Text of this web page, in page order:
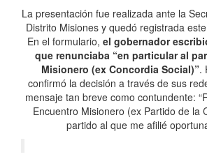
La presentación fue realizada ante la
Distrito Misiones y quedó registrada
En el formulario, el gobernador
que renunciaba “en particular al
Misionero (ex Concordia Social)”.
confirmó la decisión a través de sus
mensaje tan breve como contundente:
Encuentro Misionero (ex Partido de la
partido al que me afilié